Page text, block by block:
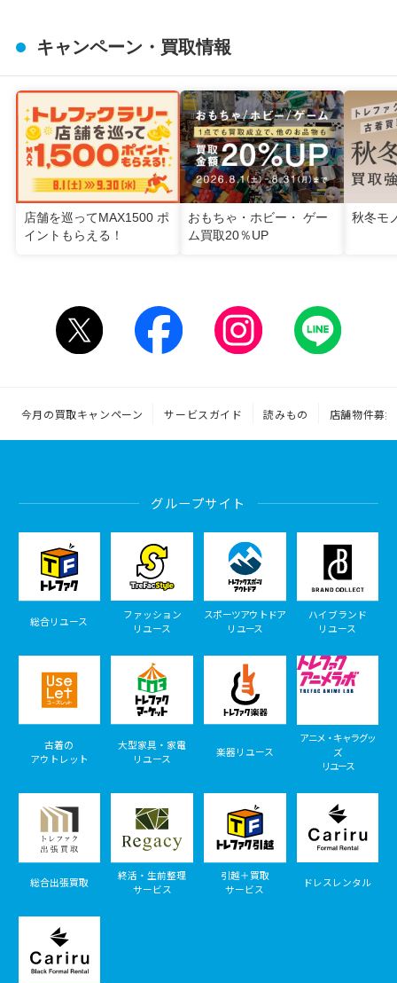
キャンペーン・買取情報
店舗を巡ってMAX1500 ポ
イントもらえる！
おもちゃ・ホビー・ ゲー
ム買取20％UP
秋冬モ
今月の買取キャンペーン サービスガイド 読みもの 店舗物件募集
グループサイト
総合リユース
ファッション
リユース
スポーツアウトドア
リユース
ハイブランド
リユース
古着の
アウトレット
大型家具・家電
リユース
楽器リユース
アニメ・キャラグッ
ズ
リユース
総合出張買取
終活・生前整理
サービス
引越＋買取
サービス
ドレスレンタル